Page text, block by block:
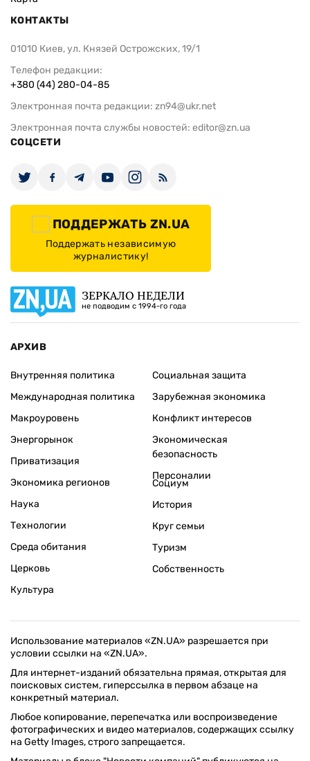
КОНТАКТЫ
01010 Киев, ул. Князей Острожских, 19/1
Телефон редакции:
+380 (44) 280-04-85
Электронная почта редакции: zn94@ukr.net
Электронная почта службы новостей: editor@zn.ua
СОЦСЕТИ
ПОДДЕРЖАТЬ ZN.UA
Поддержать независимую
журналистику!
ЗЕРКАЛО НЕДЕЛИ
не подводим с 1994-го года
АРХИВ
Внутренняя политика
Международная политика
Макроуровень
Энергорынок
Приватизация
Экономика регионов
Социальная защита
Зарубежная экономика
Конфликт интересов
Экономическая
безопасность
Персоналии
Наука
Технологии
Среда обитания
Церковь
Культура
Социум
История
Круг семьи
Туризм
Собственность
Использование материалов «ZN.UA» разрешается при
условии ссылки на «ZN.UA».
Для интернет-изданий обязательна прямая, открытая для
поисковых систем, гиперссылка в первом абзаце на
конкретный материал.
Любое копирование, перепечатка или воспроизведение
фотографических и видео материалов, содержащих ссылку
на Getty Images, строго запрещается.